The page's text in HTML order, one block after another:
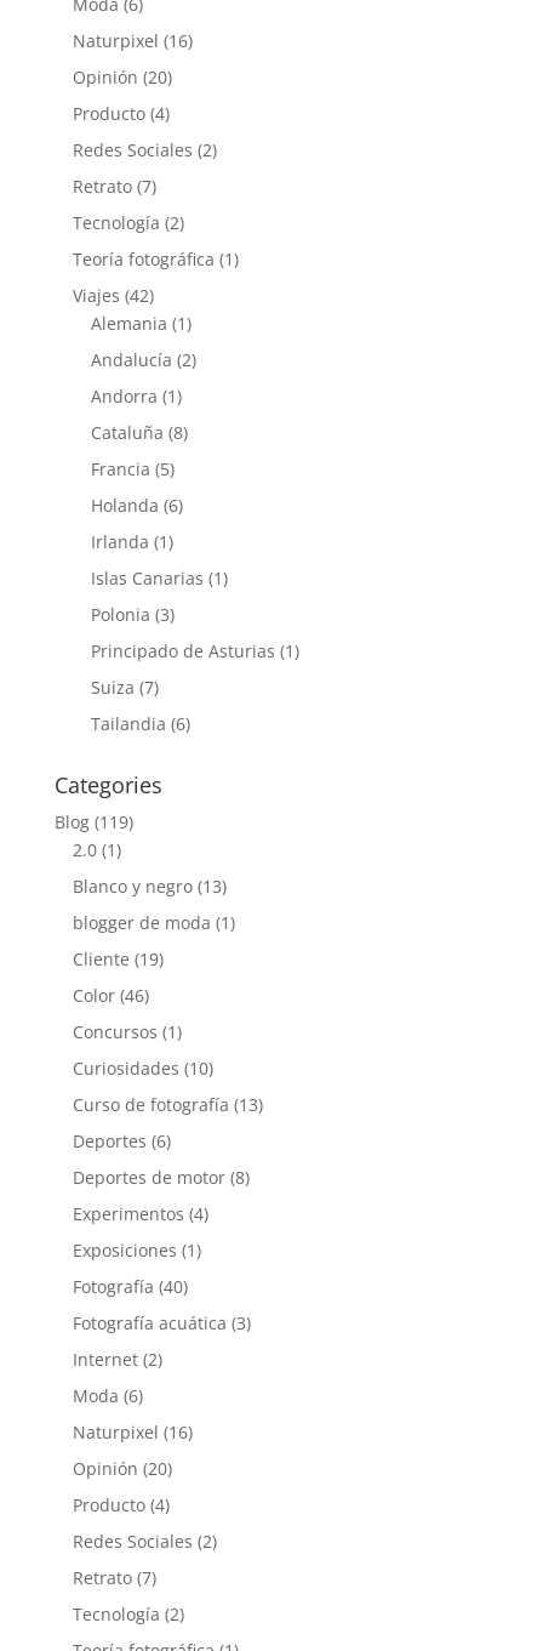
Naturpixel (16)
Opinión (20)
Producto(4)
Redes Sociales (2)
Retrato(7)
Tecnología (2)
Teoría fotográfica (1)
Viajes (42)
Alemania (1)
Andalucía (2)
Andorra (1)
Cataluña (8)
Francia (5)
Holanda (6)
Irlanda (1)
Islas Canarias (1)
Polonia (3)
Principado de Asturias (1)
Suiza (7)
Tailandia (6)
Categories
Blog(119)
2.0(1)
Blanco y negro(13)
blogger de moda (1)
Cliente (19)
Color(46)
Concursos (1)
Curiosidades (10)
Curso de fotografía (13)
Deportes (6)
Deportes de motor(8)
Experimentos (4)
Exposiciones (1)
Fotografía (40)
Fotografía acuática (3)
Internet(2)
Moda (6)
Naturpixel (16)
Opinión (20)
Producto(4)
Redes Sociales (2)
Retrato(7)
Tecnología (2)